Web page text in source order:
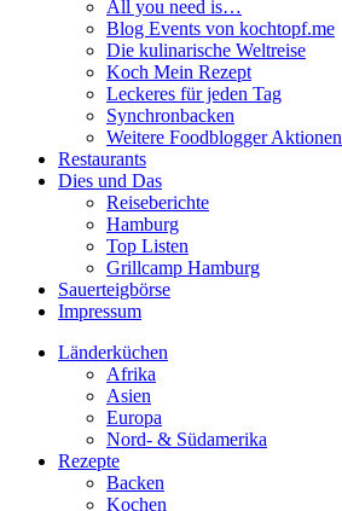
All you need is…
Blog Events von kochtopf.me
Die kulinarische Weltreise
Koch Mein Rezept
Leckeres für jeden Tag
Synchronbacken
Weitere Foodblogger Aktionen
Restaurants
Dies und Das
Reiseberichte
Hamburg
Top Listen
Grillcamp Hamburg
Sauerteigbörse
Impressum
Länderküchen
Afrika
Asien
Europa
Nord- & Südamerika
Rezepte
Backen
Kochen